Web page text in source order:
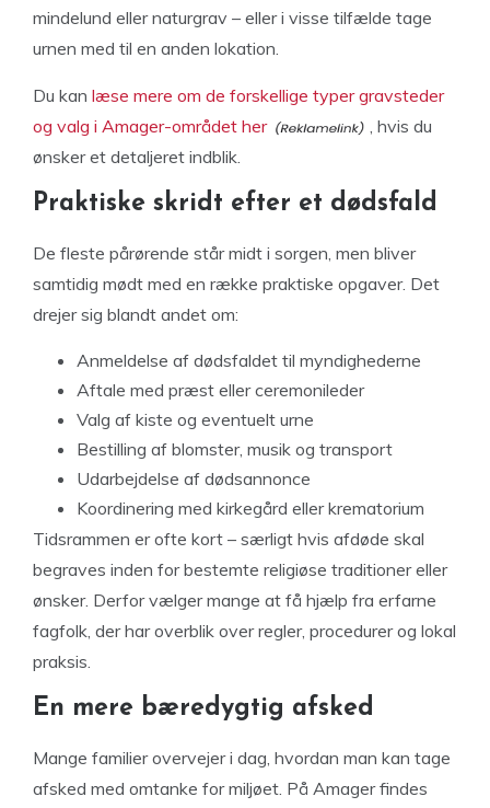
mindelund eller naturgrav – eller i visse tilfælde tage
urnen med til en anden lokation.
Du kan læse mere om de forskellige typer gravsteder
og valg i Amager-området her
, hvis du
ønsker et detaljeret indblik.
Praktiske skridt efter et dødsfald
De fleste pårørende står midt i sorgen, men bliver
samtidig mødt med en række praktiske opgaver. Det
drejer sig blandt andet om:
Anmeldelse af dødsfaldet til myndighederne
Aftale med præst eller ceremonileder
Valg af kiste og eventuelt urne
Bestilling af blomster, musik og transport
Udarbejdelse af dødsannonce
Koordinering med kirkegård eller krematorium
Tidsrammen er ofte kort – særligt hvis afdøde skal
begraves inden for bestemte religiøse traditioner eller
ønsker. Derfor vælger mange at få hjælp fra erfarne
fagfolk, der har overblik over regler, procedurer og lokal
praksis.
En mere bæredygtig afsked
Mange familier overvejer i dag, hvordan man kan tage
afsked med omtanke for miljøet. På Amager findes